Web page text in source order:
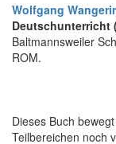
Wolfgang
Deutschunterricht
Baltmannsweiler
ROM.
Dieses Buch
Teilbereichen noch